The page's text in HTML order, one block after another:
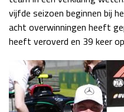
Kwalificatie
Race
vijfde seizoen beginnen bij
acht overwinningen heeft
heeft veroverd en 39 keer